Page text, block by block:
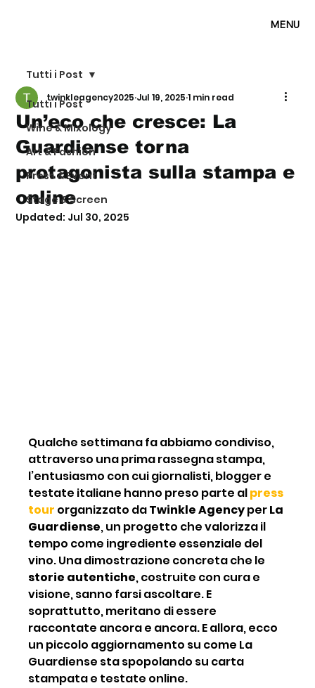
MENU
Tutti i Post
Wine & Mixology
Art & Fashion
Press & Event
Stage & Screen
Tutti i Post
Un’eco che cresce: La
Guardiense torna
protagonista sulla stampa e
online
twinkleagency2025 Jul 19, 2025 1 min read
Updated: Jul 30, 2025
Qualche settimana fa abbiamo condiviso,
attraverso una prima rassegna stampa,
l’entusiasmo con cui giornalisti, blogger e
testate italiane hanno preso parte al press
tour organizzato da Twinkle Agency per La
Guardiense, un progetto che valorizza il
tempo come ingrediente essenziale del
vino. Una dimostrazione concreta che le
storie autentiche, costruite con cura e
visione, sanno farsi ascoltare. E
soprattutto, meritano di essere
raccontate ancora e ancora. E allora, ecco
un piccolo aggiornamento su come La
Guardiense sta spopolando su carta
stampata e testate online.